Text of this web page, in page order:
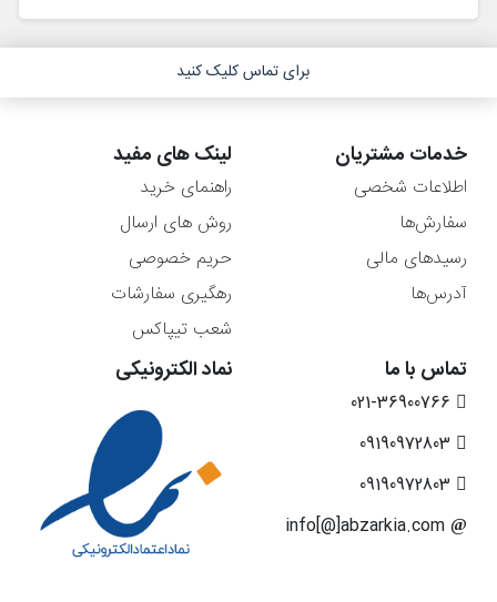
برای تماس کلیک کنید
خدمات مشتریان
اطلاعات شخصی
سفارش‌ها
رسیدهای مالی
آدرس‌ها
لینک های مفید
راهنمای خرید
روش های ارسال
حریم خصوصی
رهگیری سفارشات
شعب تیپاکس
تماس با ما نماد الکترونیکی